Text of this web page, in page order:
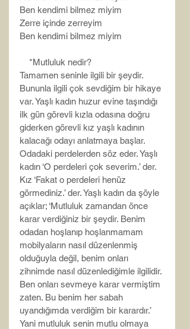
Ben kendimi bilmez miyim
Zerre içinde zerreyim
Ben kendimi bilmez miyim
*Mutluluk nedir?
Tamamen seninle ilgili bir şeydir.
Bununla ilgili çok sevdiğim bir hikaye
var. Yaşlı kadın huzur evine taşındığı
ilk gün görevli kızla odasına doğru
giderken görevli kız yaşlı kadının
kalacağı odayı anlatmaya başlar.
Odadaki perdelerden söz eder. Yaşlı
kadın ‘O perdeleri çok severim.’ der.
Kız ‘Fakat o perdeleri henüz
görmediniz.’ der. Yaşlı kadın da şöyle
açıklar; ‘Mutluluk zamandan önce
karar verdiğiniz bir şeydir. Benim
odadan hoşlanıp hoşlanmamam
mobilyaların nasıl düzenlenmiş
olduğuyla değil, benim onları
zihnimde nasıl düzenlediğimle ilgilidir.
Ben onları sevmeye karar vermiştim
zaten. Bu benim her sabah
uyandığımda verdiğim bir karardır.’
Yani mutluluk senin mutlu olmaya